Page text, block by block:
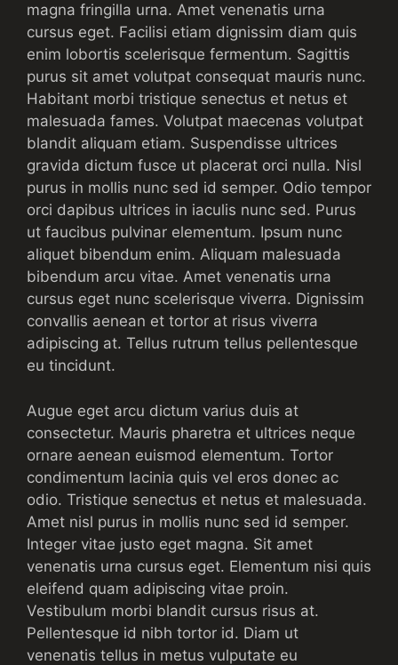
magna fringilla urna. Amet venenatis urna
cursus eget. Facilisi etiam dignissim diam quis
enim lobortis scelerisque fermentum. Sagittis
purus sit amet volutpat consequat mauris nunc.
Habitant morbi tristique senectus et netus et
malesuada fames. Volutpat maecenas volutpat
blandit aliquam etiam. Suspendisse ultrices
gravida dictum fusce ut placerat orci nulla. Nisl
purus in mollis nunc sed id semper. Odio tempor
orci dapibus ultrices in iaculis nunc sed. Purus
ut faucibus pulvinar elementum. Ipsum nunc
aliquet bibendum enim. Aliquam malesuada
bibendum arcu vitae. Amet venenatis urna
cursus eget nunc scelerisque viverra. Dignissim
convallis aenean et tortor at risus viverra
adipiscing at. Tellus rutrum tellus pellentesque
eu tincidunt.
Augue eget arcu dictum varius duis at
consectetur. Mauris pharetra et ultrices neque
ornare aenean euismod elementum. Tortor
condimentum lacinia quis vel eros donec ac
odio. Tristique senectus et netus et malesuada.
Amet nisl purus in mollis nunc sed id semper.
Integer vitae justo eget magna. Sit amet
venenatis urna cursus eget. Elementum nisi quis
eleifend quam adipiscing vitae proin.
Vestibulum morbi blandit cursus risus at.
Pellentesque id nibh tortor id. Diam ut
venenatis tellus in metus vulputate eu